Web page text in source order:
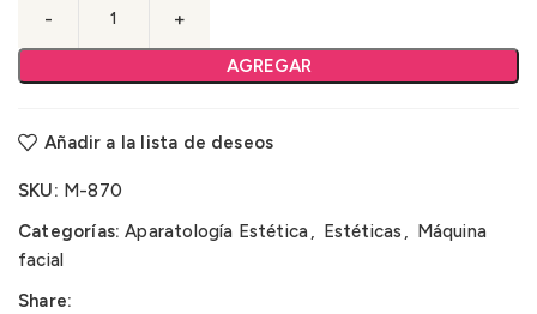
AGREGAR
Añadir a la lista de deseos
SKU: M-870
Categorías: Aparatología Estética, Estéticas ,
Máquina
facial
Share: